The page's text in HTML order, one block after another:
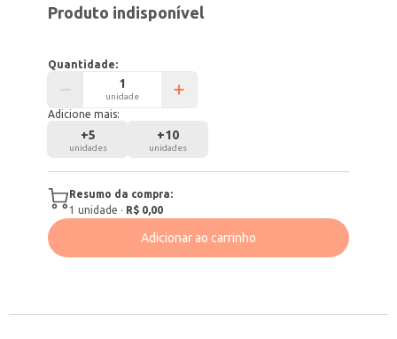
Produto indisponível
Quantidade:
unidade
Adicione mais:
+5
unidades
+10
unidades
Resumo da compra:
1 unidade · R$ 0,00
Adicionar ao carrinho